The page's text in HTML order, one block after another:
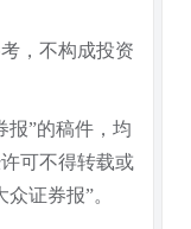
，不构成投资
报”的稿件，均
可不得转载或
证券报”。